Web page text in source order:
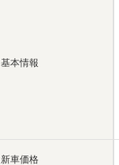
基本情報
新車価格